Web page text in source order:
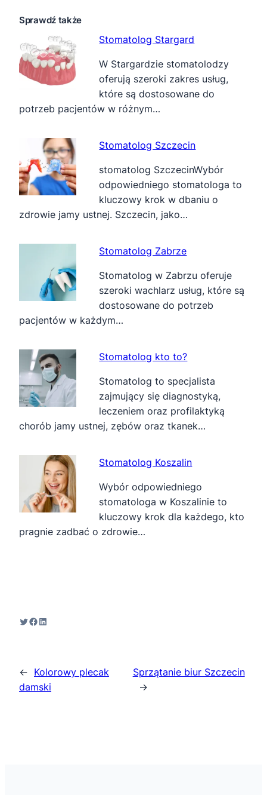
Sprawdź także
Stomatolog Stargard
W Stargardzie stomatolodzy
oferują szeroki zakres usług,
które są dostosowane do
potrzeb pacjentów w różnym…
Stomatolog Szczecin
stomatolog SzczecinWybór
odpowiedniego stomatologa to
kluczowy krok w dbaniu o
zdrowie jamy ustnej. Szczecin, jako…
Stomatolog Zabrze
Stomatolog w Zabrzu oferuje
szeroki wachlarz usług, które są
dostosowane do potrzeb
pacjentów w każdym…
Stomatolog kto to?
Stomatolog to specjalista
zajmujący się diagnostyką,
leczeniem oraz profilaktyką
chorób jamy ustnej, zębów oraz tkanek…
Stomatolog Koszalin
Wybór odpowiedniego
stomatologa w Koszalinie to
kluczowy krok dla każdego, kto
pragnie zadbać o zdrowie…
Twitter
Facebook
LinkedIn
← Kolorowy plecak
damski
Sprzątanie biur Szczecin
→